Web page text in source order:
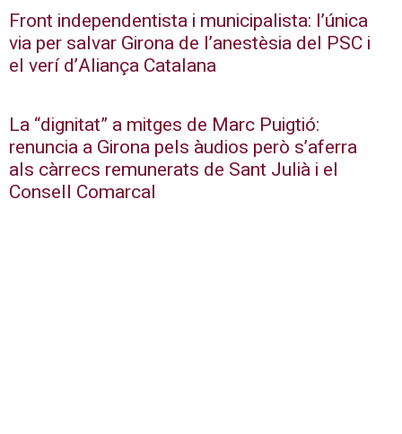
Front independentista i municipalista: l’única
via per salvar Girona de l’anestèsia del PSC i
el verí d’Aliança Catalana
La “dignitat” a mitges de Marc Puigtió:
renuncia a Girona pels àudios però s’aferra
als càrrecs remunerats de Sant Julià i el
Consell Comarcal